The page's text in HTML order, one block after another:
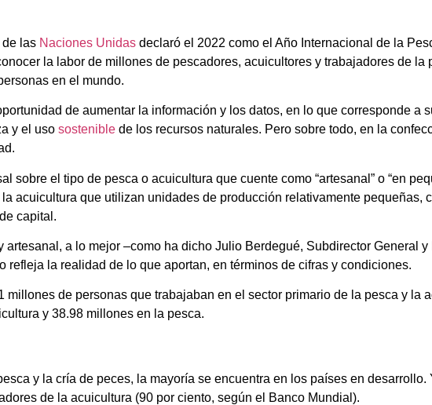
de las Naciones Unidas declaró el 2022 como el Año Internacional de la
la labor de millones de pescadores, acuicultores y trabajadores de
en el mundo.
de aumentar la información y los datos, en lo que corresponde a
y el uso sostenible de los recursos naturales. Pero sobre todo, en la
sobre el tipo de pesca o acuicultura que cuente como “artesanal” o “en
acuicultura que utilizan unidades de producción relativamente pequeñas,
capital.
a lo mejor –como ha dicho Julio Berdegué, Subdirector General
refleja la realidad de lo que aportan, en términos de cifras y condiciones.
millones de personas que trabajaban en el sector primario de la pesca y la
y 38.98 millones en la pesca.
y la cría de peces, la mayoría se encuentra en los países en
de la acuicultura (90 por ciento, según el Banco Mundial).